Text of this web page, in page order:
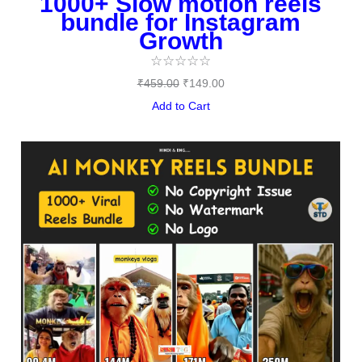
bundle for Instagram
Growth
☆☆☆☆☆
₹459.00 ₹149.00
Add to Cart
Original
price
was:
₹489.00.
price
is:
₹97.00.